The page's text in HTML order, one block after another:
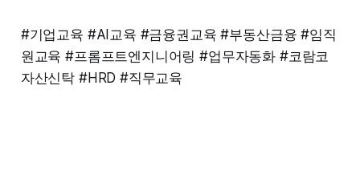
#기업교육 #AI교육 #금융권교육 #부동산금융 #임직
원교육 #프롬프트엔지니어링 #업무자동화 #코람코
자산신탁 #HRD #직무교육